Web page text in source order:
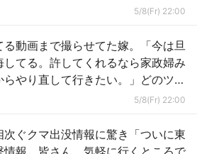
5/8(Fr) 22:00
動画まで撮らせてた嫁。「今は旦
てる。許してくれるなら家政婦み
やり直して行きたい。」どのツラ
5/8(Fr) 22:00
ぐクマ出没情報に驚き「ついに東
報。皆さん、気軽に行くところで